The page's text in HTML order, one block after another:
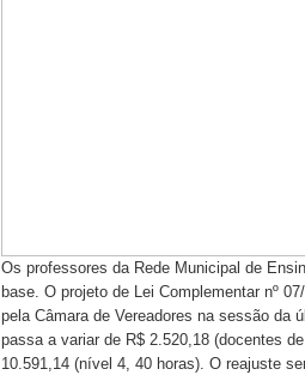
Os professores da Rede Municipal de
base. O projeto de Lei Complementar nº
pela Câmara de Vereadores na sessão da
passa a variar de R$ 2.520,18 (docentes
10.591,14 (nível 4, 40 horas). O reajuste